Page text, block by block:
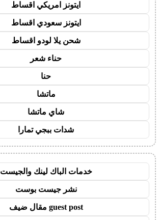
ايتونز امريكي اقساط
ايتونز سعودي اقساط
شحن يلا لودو اقساط
حناء شعر
حنا
ماتشا
شاي ماتشا
شدات ببجي تمارا
خدمات الباك لينك والجيست
نشر جيست بوست
guest post مقال ضيف